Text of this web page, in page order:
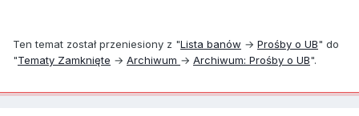
Ten temat został przeniesiony z "Lista banów → Prośby o UB" do
"Tematy Zamknięte → Archiwum → Archiwum: Prośby o UB".